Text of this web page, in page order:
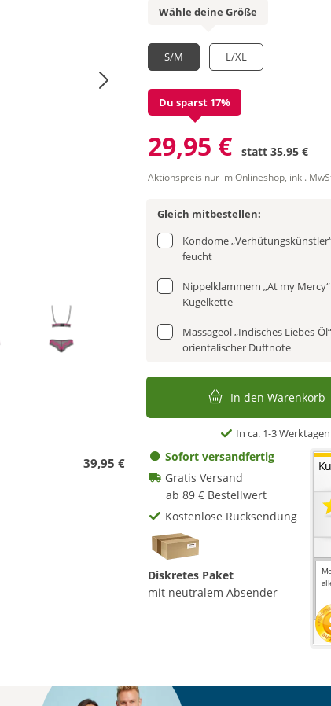
39,95 €
Wähle deine Größe
S/M L/XL
Du sparst 17%
29,95 € statt35,95 €
Aktionspreis nur im Onlineshop, inkl.
Gleich mitbestellen:
Kondome
feucht
Nippelklammern „At my
Kugelkette
Massageöl „Indisches Liebes-
orientalischer Duftnote
In den Warenkorb
In ca. 1-3
Sofort versandfertig
Gratis Versand
ab 89 € Bestellwert
Kostenlose Rücksendung
Diskretes Paket
mit neutralem Absender